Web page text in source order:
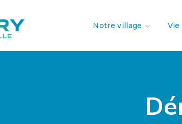
Notre village Vie